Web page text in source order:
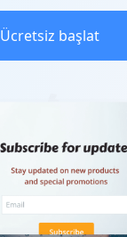
Ücretsiz başlat